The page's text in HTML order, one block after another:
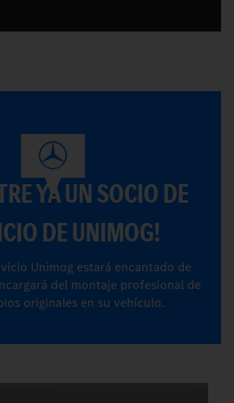
YA UN SOCIO DE
DE UNIMOG!
Unimog estará encantado de
del montaje profesional de
originales en su vehículo.